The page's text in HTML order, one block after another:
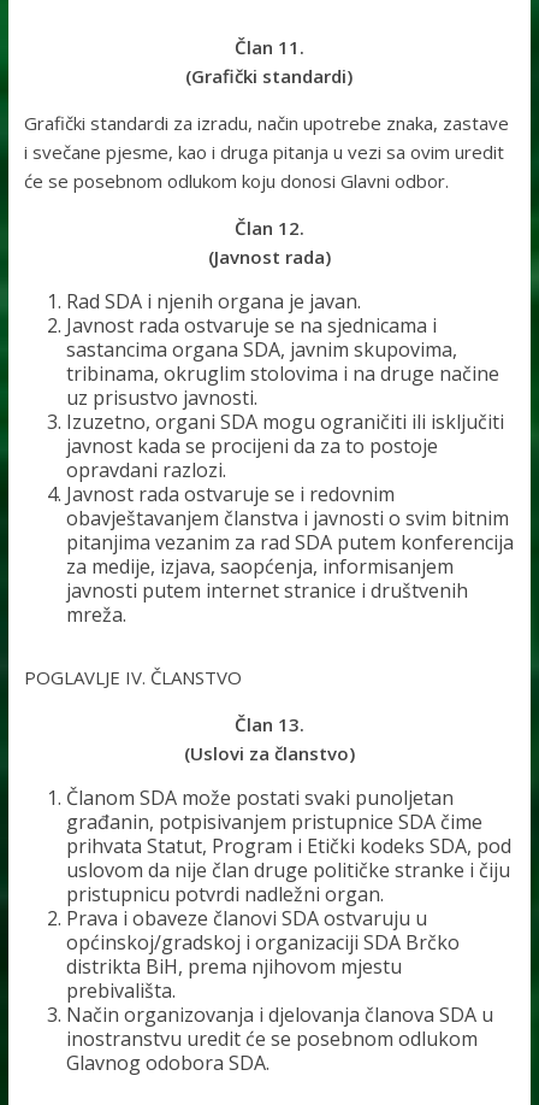
Član 11.
(Grafički standardi)
Grafički standardi za izradu, način upotrebe znaka, zastave
i svečane pjesme, kao i druga pitanja u vezi sa ovim uredit
će se posebnom odlukom koju donosi Glavni odbor.
Član 12.
(Javnost rada)
Rad SDA i njenih organa je javan.
Javnost rada ostvaruje se na sjednicama i
sastancima organa SDA, javnim skupovima,
tribinama, okruglim stolovima i na druge načine
uz prisustvo javnosti.
Izuzetno, organi SDA mogu ograničiti ili isključiti
javnost kada se procijeni da za to postoje
opravdani razlozi.
Javnost rada ostvaruje se i redovnim
obavještavanjem članstva i javnosti o svim bitnim
pitanjima vezanim za rad SDA putem konferencija
za medije, izjava, saopćenja, informisanjem
javnosti putem internet stranice i društvenih
mreža.
POGLAVLJE IV. ČLANSTVO
Član 13.
(Uslovi za članstvo)
Članom SDA može postati svaki punoljetan
građanin, potpisivanjem pristupnice SDA čime
prihvata Statut, Program i Etički kodeks SDA, pod
uslovom da nije član druge političke stranke i čiju
pristupnicu potvrdi nadležni organ.
Prava i obaveze članovi SDA ostvaruju u
općinskoj/gradskoj i organizaciji SDA Brčko
distrikta BiH, prema njihovom mjestu
prebivališta.
Način organizovanja i djelovanja članova SDA u
inostranstvu uredit će se posebnom odlukom
Glavnog odobora SDA.